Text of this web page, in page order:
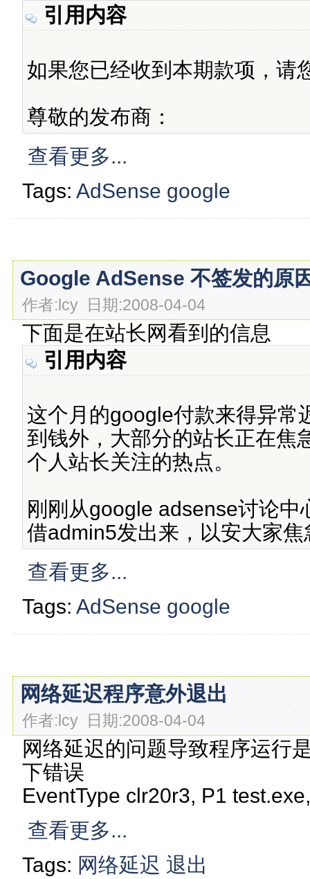
引用内容
如果您已经收到本期款项，请
尊敬的发布商：
查看更多...
Tags:AdSense google
Google AdSense 不签发的原
作者:lcy 日期:2008-04-04
下面是在站长网看到的信息
引用内容
这个月的google付款来得异常
到钱外，大部分的站长正在焦
个人站长关注的热点。
刚刚从google adsense讨论中
借admin5发出来，以安大家焦
查看更多...
Tags:AdSense google
网络延迟程序意外退出
作者:lcy 日期:2008-04-04
网络延迟的问题导致程序运行
下错误
EventType clr20r3, P1
查看更多...
Tags: 网络延迟 退出